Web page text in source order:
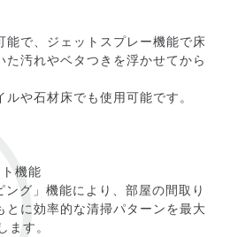
能で、ジェットスプレー機能で床
汚れやベタつきを浮かせてから
や石材床でも使用可能です。
機能
グ」機能により、部屋の間取り
とに効率的な清掃パターンを最大
す。